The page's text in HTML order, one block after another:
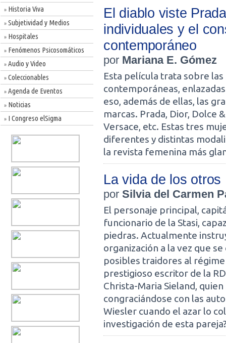
» Historia Viva
» Subjetividad y Medios
» Hospitales
» Fenómenos Psicosomáticos
» Audio y Video
» Coleccionables
» Agenda de Eventos
» Noticias
» I Congreso elSigma
El diablo viste
individuales y el
contemporáneo
por Mariana E. Gómez
Esta película trata sobre
contemporáneas,
eso, además de ellas, las
marcas. Prada, Dior, Dolce
Versace, etc. Estas tres
diferentes y distintas
la revista femenina más
La vida de los otros
por Silvia del Carmen
El personaje principal,
funcionario de la Stasi,
piedras. Actualmente
organización a la vez que
posibles traidores al
prestigioso escritor de la
Christa-Maria Sieland,
congraciándose con las
Wiesler cuando el azar lo
investigación de esta